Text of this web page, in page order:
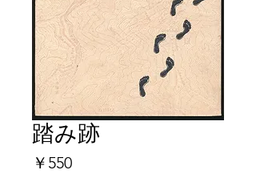
踏み跡
￥550価